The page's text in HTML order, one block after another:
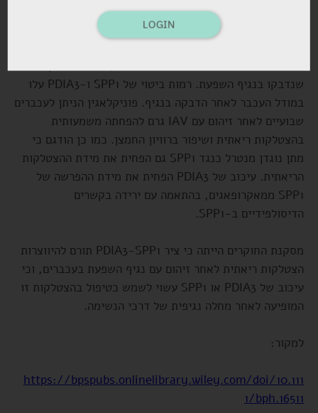
Respiratory Distress Syndrome) על רקע זיהום עם נגיף
שנדבקו בנגיף השפעת. רמות ביטוי של SPP1 ו-PDIA3 עלו
במודל העכבר לאחר הדבקה בנגיף. פוניקלאגין הניתן לעכברים
שבועיים לאחר זיהום עם IAV גרם להפחתה משמעותית
בהצטלקות ריאתית ושיפור ברוויון החמצן. כמו כן הודגם כי
מתן נוגדן מנטרל כנגד SPP1 גם הפחית את מידת ההצטלקות
הריאתית. עיכוב של PDIA3 הפחית את מידת ההפרשה של
SPP1 ממאקרופאגים, בהתאמה עם ירידה בקשרים
הדיסולפידיים ב-SPP1.
מסקנת החוקרים הייתה כי ציר PDIA3-SPP1 תורם להיווצרות
הצטלקות ריאתית לאחר זיהום עם נגיף השפעת בעכברים, וכי
עיכוב של PDIA3 או SPP1 עשוי לשמש כטיפול בהצטלקות זו
המופיעה לאחר מחלה נגיפית של דרכי הנשימה.
למקור:
https://bpspubs.onlinelibrary.wiley.com/doi/10.111
1/bph.16511
LOGIN